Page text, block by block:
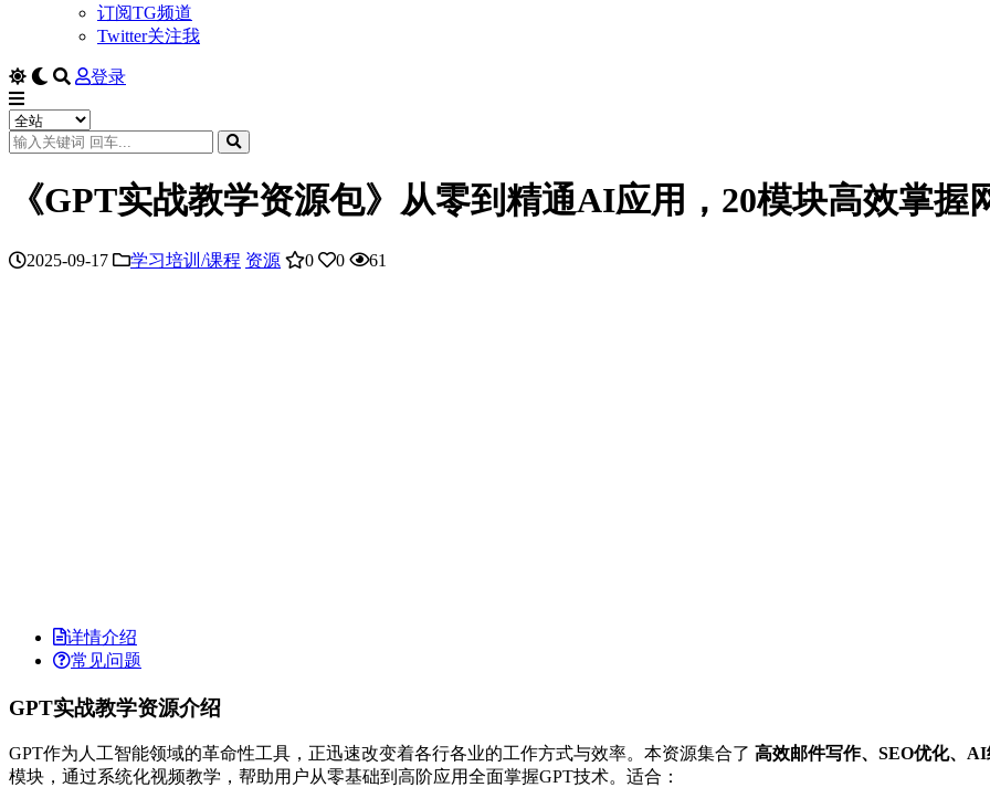
订阅TG频道
Twitter关注我
登录
《GPT实战教学资源包》从零到精通AI应用，20模块高效掌握
2025-09-17 学习培训/课程 资源 0 0 61
详情介绍
常见问题
GPT实战教学资源介绍
GPT作为人工智能领域的革命性工具，正迅速改变着各行各业的工作方式与效率。本资源集合了 高效邮件写作、SEO优化、
模块，通过系统化视频教学，帮助用户从零基础到高阶应用全面掌握GPT技术。适合：